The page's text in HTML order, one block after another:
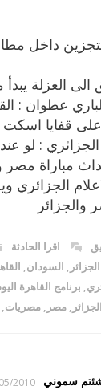
داخل
العزلة يبدأ
عطوان :
على قفايا اسكت
: لو
مباراة مصر
الجزائري
والجزائر
اقرا الحادثة
الجزائر , السودان,
, برنامج القاهرة
,مصر ,مصريات
سموني
2010 18:28